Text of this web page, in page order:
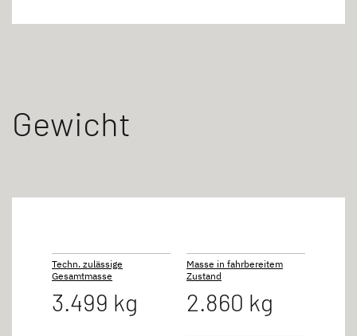
Gewicht
Techn. zulässige
Gesamtmasse
3.499 kg
Masse in fahrbereitem
Zustand
2.860 kg